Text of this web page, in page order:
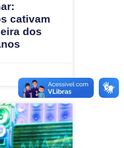
cativam
dos